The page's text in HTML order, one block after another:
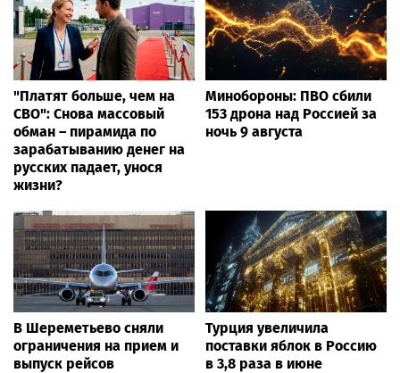
"Платят больше, чем на
СВО": Снова массовый
обман – пирамида по
зарабатыванию денег на
русских падает, унося
жизни?
Минобороны: ПВО сбили
153 дрона над Россией за
ночь 9 августа
В Шереметьево сняли
ограничения на прием и
выпуск рейсов
Турция увеличила
поставки яблок в Россию
в 3,8 раза в июне